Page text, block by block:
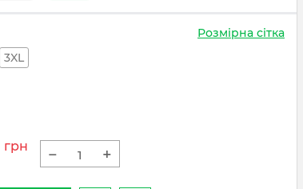
3XL
Розмірна сітка
грн − +